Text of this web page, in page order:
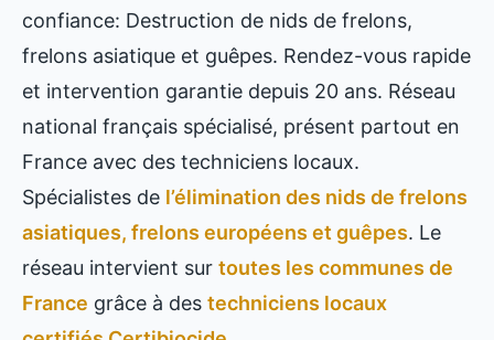
confiance: Destruction de nids de frelons,
frelons asiatique et guêpes. Rendez-vous rapide
et intervention garantie depuis 20 ans. Réseau
national français spécialisé, présent partout en
France avec des techniciens locaux.
Spécialistes de l’élimination des nids de frelons
asiatiques, frelons européens et guêpes. Le
réseau intervient sur toutes les communes de
France grâce à des techniciens locaux